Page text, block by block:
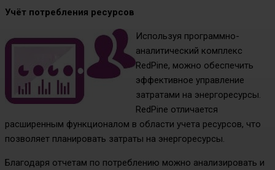
Учёт потребления ресурсов
Используя программно-
аналитический комплекс
RedPine, можно обеспечить
эффективное управление
затратами на энергоресурсы.
RedPine отличается
расширенным функционалом в области учета ресурсов, что
позволяет планировать затраты на энергоресурсы.
Благодаря отчетам по потреблению можно анализировать и